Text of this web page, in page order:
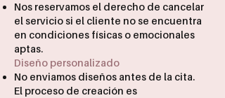
Nos reservamos el derecho de cancelar
el servicio si el cliente no se encuentra
en condiciones físicas o emocionales
aptas.
Diseño personalizado
No enviamos diseños antes de la cita.
El proceso de creación es